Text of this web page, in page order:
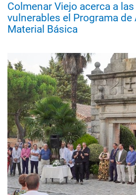
Colmenar Viejo acerca a
vulnerables el Programa
Material Básica